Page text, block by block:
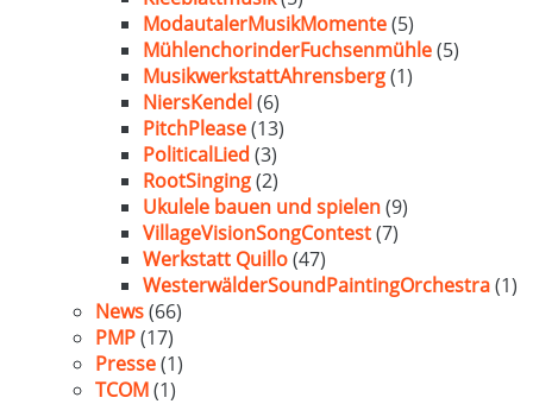
ModautalerMusikMomente(5)
MühlenchorinderFuchsenmühle(5)
MusikwerkstattAhrensberg(1)
NiersKendel(6)
PitchPlease(13)
PoliticalLied (3)
RootSinging(2)
Ukulele bauen und spielen(9)
VillageVisionSongContest(7)
Werkstatt Quillo(47)
WesterwälderSoundPaintingOrchestra(1)
News(66)
PMP(17)
Presse(1)
TCOM(1)